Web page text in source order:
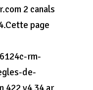
2 canals
page
rm-
de-